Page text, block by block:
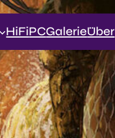
HiFiPCGalerieÜber